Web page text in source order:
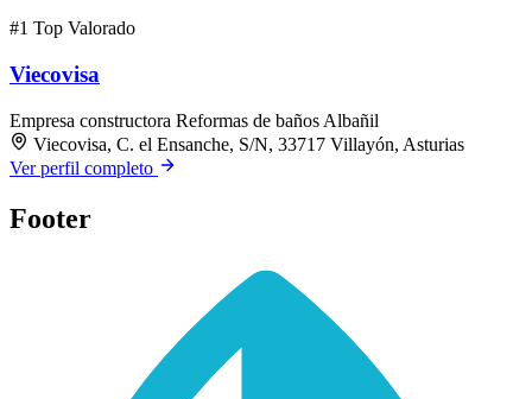
#1 Top Valorado
Viecovisa
Empresa constructora Reformas de baños Albañil
Viecovisa, C. el Ensanche, S/N, 33717 Villayón, Asturias
Ver perfil completo
Footer